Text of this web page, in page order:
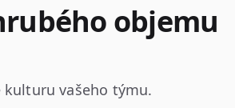
objemu
vašeho týmu.